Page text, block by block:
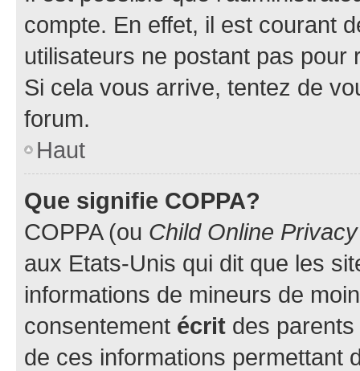
compte. En effet, il est courant
utilisateurs ne postant pas pour
Si cela vous arrive, tentez de
forum.
Haut
Que signifie COPPA?
COPPA (ou Child Online
aux Etats-Unis qui dit que les
informations de mineurs de
consentement écrit des parents
de ces informations permettant